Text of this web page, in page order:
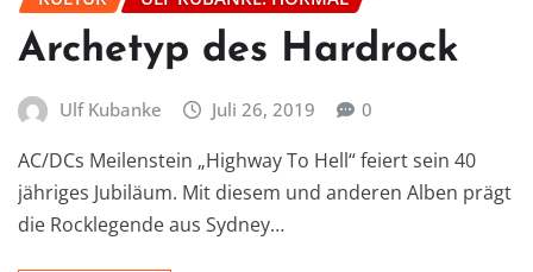
Archetyp des Hardrock
Ulf Kubanke Juli 26, 2019 0
AC/DCs Meilenstein „Highway To Hell“ feiert sein 40
jähriges Jubiläum. Mit diesem und anderen Alben prägt
die Rocklegende aus Sydney…